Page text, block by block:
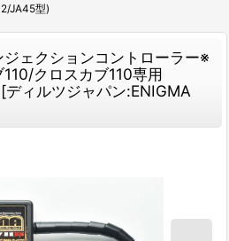
JA45型)
ェクションコントローラー※
クロスカブ110専用
[ディルツジャパン:ENIGMA